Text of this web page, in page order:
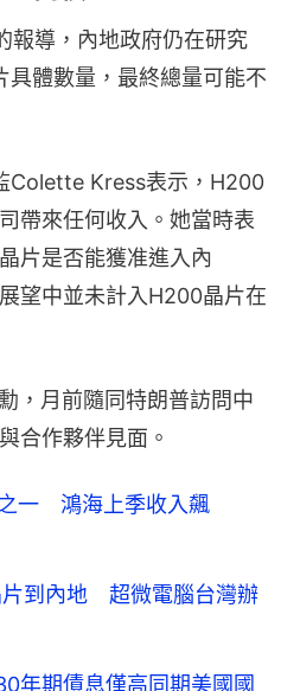
導，內地政府仍在研究
體數量，最終總量可能不
Colette Kress表示，H200
帶來任何收入。她當時表
片是否能獲准進入內
望中並未計入H200晶片在
，月前隨同特朗普訪問中
合作夥伴見面。
一 鴻海上季收入飆
到內地 超微電腦台灣辦
期債息僅高同期美國國